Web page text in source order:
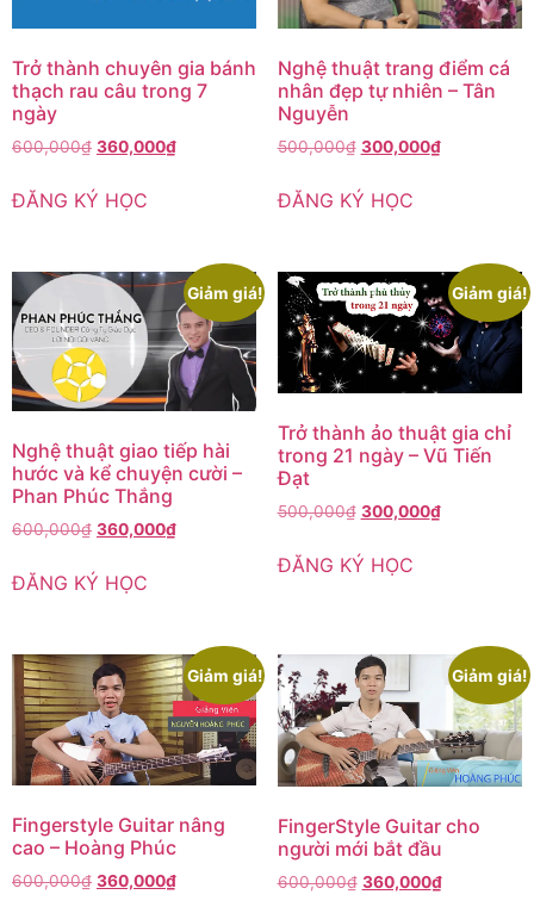
Trở thành chuyên gia bánh
thạch rau câu trong 7
ngày
600,000₫ 360,000₫
ĐĂNG KÝ HỌC
Nghệ thuật trang điểm cá
nhân đẹp tự nhiên – Tân
Nguyễn
500,000₫ 300,000₫
ĐĂNG KÝ HỌC
Giảm giá!
Nghệ thuật giao tiếp hài
hước và kể chuyện cười –
Phan Phúc Thắng
600,000₫ 360,000₫
ĐĂNG KÝ HỌC
Giảm giá!
Trở thành ảo thuật gia chỉ
trong 21 ngày – Vũ Tiến
Đạt
500,000₫ 300,000₫
ĐĂNG KÝ HỌC
Giảm giá!
Fingerstyle Guitar nâng
cao – Hoàng Phúc
600,000₫ 360,000₫
Giảm giá!
FingerStyle Guitar cho
người mới bắt đầu
600,000₫ 360,000₫